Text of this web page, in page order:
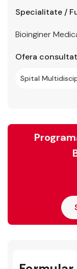
Specialitate /
Bioinginer
Ofera
Spital